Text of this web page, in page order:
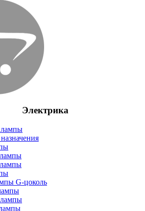
Электрика
G-цоколь